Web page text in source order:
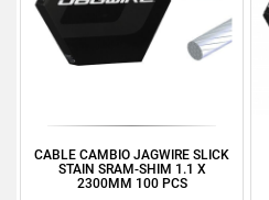
CABLE CAMBIO JAGWIRE SLICK
STAIN SRAM-SHIM 1.1 X
2300MM 100 PCS